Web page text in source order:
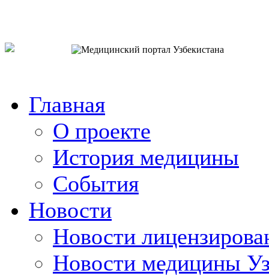
Главная
О проекте
История медицины
События
Новости
Новости
Новости медицины